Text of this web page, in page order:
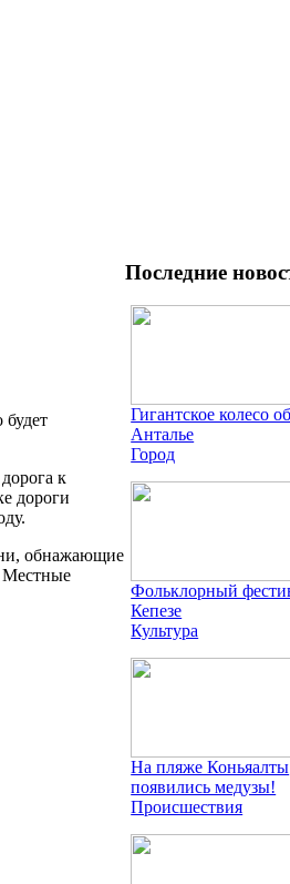
к
дороги
обнажающие
Местные
Последние
Гигантское колесо
Анталье
Город
Фольклорный
Кепезе
Культура
На пляже Коньяалты
появились медузы!
Происшествия